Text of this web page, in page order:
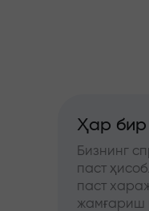
Ҳар бир
Бизнинг
паст
паст
жамғариш